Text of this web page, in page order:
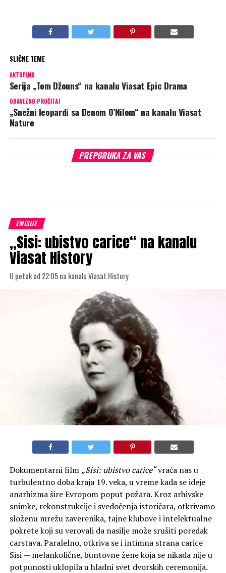
SLIČNE TEME
AKTUELNO
Serija „Tom Džouns“ na kanalu Viasat Epic Drama
OBAVEZNO PROČITAJ
„Snežni leopardi sa Denom O’Nilom“ na kanalu Viasat
Nature
PREPORUKA ZA VAS
EMISIJE
„Sisi: ubistvo carice“ na kanalu
Viasat History
U petak od 22:05 na kanalu Viasat History
Dokumentarni film „Sisi: ubistvo carice“vraća nas u
turbulentno doba kraja 19. veka, u vreme kada se ideje
anarhizma šire Evropom poput požara. Kroz arhivske
snimke, rekonstrukcije i svedočenja istoričara, otkrivamo
složenu mrežu zaverenika, tajne klubove i intelektualne
pokrete koji su verovali da nasilje može srušiti poredak
carstava. Paralelno, otkriva se i intimna strana carice
Sisi — melankolične, buntovne žene koja se nikada nije u
potpunosti uklopila u hladni svet dvorskih ceremonija.